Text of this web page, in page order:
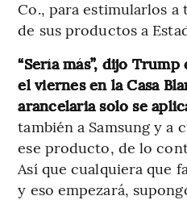
Co., para estimularlos
de sus productos a
“Sería más”, dijo
el viernes en la Casa
arancelaria solo se
también a Samsung y a
ese producto, de lo
Así que cualquiera que
y eso empezará,